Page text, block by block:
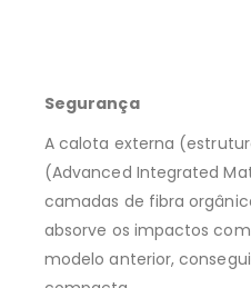
Segurança
A calota externa
(Advanced Integrated
camadas de fibra
absorve os impactos
modelo anterior,